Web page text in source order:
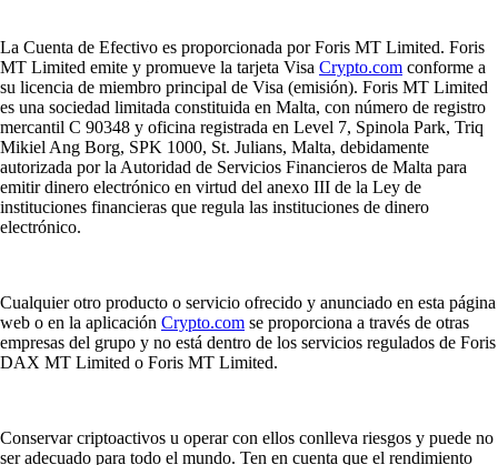
La Cuenta de Efectivo es proporcionada por Foris MT Limited. Foris
MT Limited emite y promueve la tarjeta Visa Crypto.com conforme a
su licencia de miembro principal de Visa (emisión). Foris MT Limited
es una sociedad limitada constituida en Malta, con número de registro
mercantil C 90348 y oficina registrada en Level 7, Spinola Park, Triq
Mikiel Ang Borg, SPK 1000, St. Julians, Malta, debidamente
autorizada por la Autoridad de Servicios Financieros de Malta para
emitir dinero electrónico en virtud del anexo III de la Ley de
instituciones financieras que regula las instituciones de dinero
electrónico.
Cualquier otro producto o servicio ofrecido y anunciado en esta página
web o en la aplicación Crypto.com se proporciona a través de otras
empresas del grupo y no está dentro de los servicios regulados de Foris
DAX MT Limited o Foris MT Limited.
Conservar criptoactivos u operar con ellos conlleva riesgos y puede no
ser adecuado para todo el mundo. Ten en cuenta que el rendimiento